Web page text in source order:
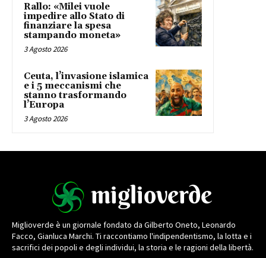
Rallo: «Milei vuole
impedire allo Stato di
finanziare la spesa
stampando moneta»
3 Agosto 2026
Ceuta, l’invasione islamica
e i 5 meccanismi che
stanno trasformando
l’Europa
3 Agosto 2026
Miglioverde è un giornale fondato da Gilberto Oneto, Leonardo
Facco, Gianluca Marchi. Ti raccontiamo l'indipendentismo, la lotta e i
sacrifici dei popoli e degli individui, la storia e le ragioni della libertà.